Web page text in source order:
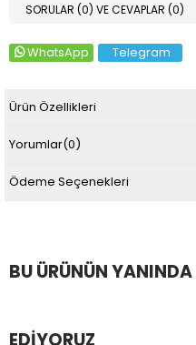
SORULAR (0) VE CEVAPLAR (0)
WhatsApp Telegram
Ürün Özellikleri
Yorumlar(0)
Ödeme Seçenekleri
BU ÜRÜNÜN
EDIYORUZ